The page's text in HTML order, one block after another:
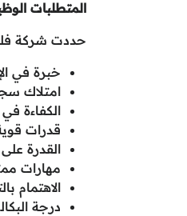
المتطلبات
حددت شركة
خبرة في
امتلاك
الكفاءة
قدرات
القدرة
مهارات
الاهتمام
درجة